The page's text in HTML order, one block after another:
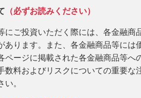
（必ずお読みください）
にご投資いただく際には、各金融商
あります。また、各金融商品等には
ページに掲載された各金融商品等へ
数料およびリスクについての重要な
。